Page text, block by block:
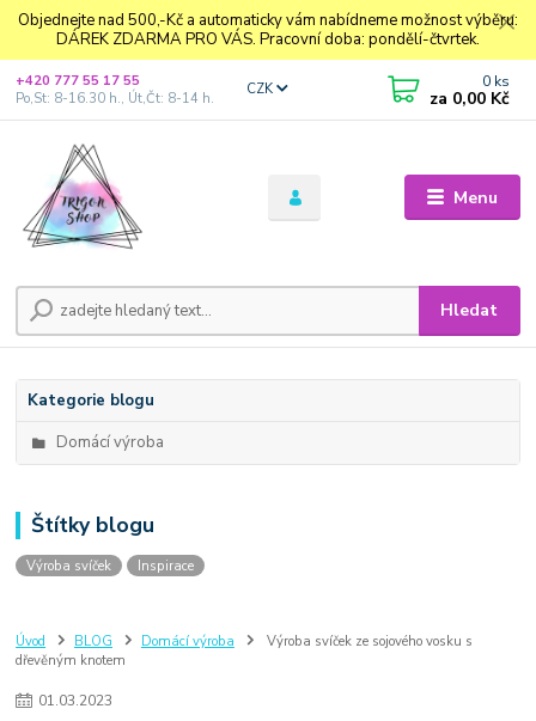
Objednejte nad 500,-Kč a automaticky vám nabídneme možnost výběru:
DÁREK ZDARMA PRO VÁS. Pracovní doba: pondělí-čtvrtek.
Menu
CZK
Hledat
+420 777 55 17 55
Po,St: 8-16.30 h., Út,Čt: 8-14 h.
0 ks
za 0,00 Kč
Kategorie blogu
Domácí výroba
Štítky blogu
Výroba svíček Inspirace
Úvod BLOG Domácí výroba
Výroba svíček ze sojového vosku s
dřevěným knotem
01.03.2023